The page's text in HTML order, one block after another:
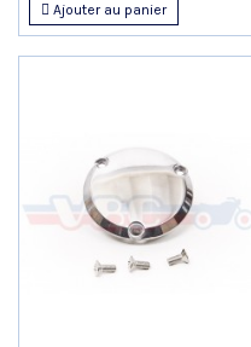
Ajouter au panier